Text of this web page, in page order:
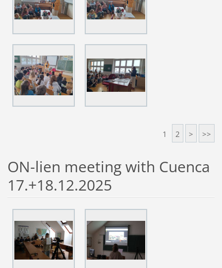
1 2 > >>
ON-lien meeting with Cuenca
17.+18.12.2025